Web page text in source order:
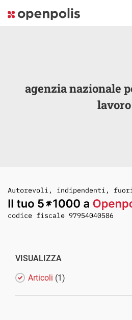
agenzia nazionale
lavoro
VISUALIZZA
Articoli (1)